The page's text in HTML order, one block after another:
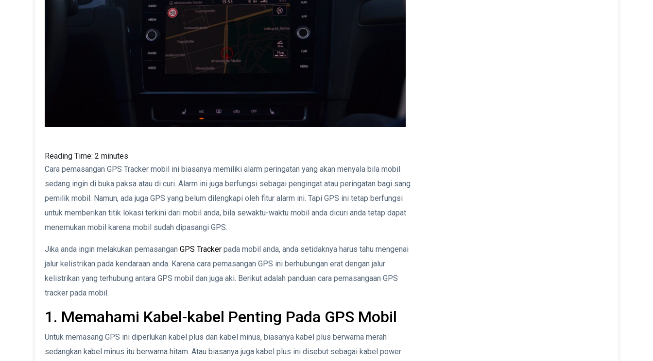
Reading Time: 2 minutes
Cara pemasangan GPS Tracker mobil ini biasanya memiliki alarm peringatan yang akan menyala bila mobil
sedang ingin di buka paksa atau di curi. Alarm ini juga berfungsi sebagai pengingat atau peringatan bagi sang
pemilik mobil. Namun, ada juga GPS yang belum dilengkapi oleh fitur alarm ini. Tapi GPS ini tetap berfungsi
untuk memberikan titik lokasi terkini dari mobil anda, bila sewaktu-waktu mobil anda dicuri anda tetap dapat
menemukan mobil karena mobil sudah dipasangi GPS.
Jika anda ingin melakukan pemasangan GPS Tracker pada mobil anda, anda setidaknya harus tahu mengenai
jalur kelistrikan pada kendaraan anda. Karena cara pemasangan GPS ini berhubungan erat dengan jalur
kelistrikan yang terhubung antara GPS mobil dan juga aki. Berikut adalah panduan cara pemasangaan GPS
tracker pada mobil.
1. Memahami Kabel-kabel Penting Pada GPS Mobil
Untuk memasang GPS ini diperlukan kabel plus dan kabel minus, biasanya kabel plus berwarna merah
sedangkan kabel minus itu berwarna hitam. Atau biasanya juga kabel plus ini disebut sebagai kabel power